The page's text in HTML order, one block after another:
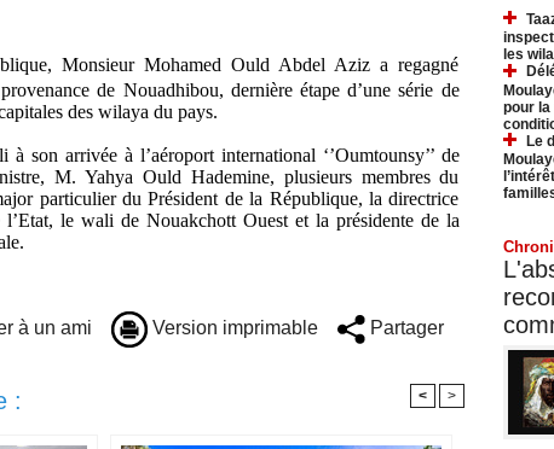
Monsieur Mohamed Ould Abdel Aziz a regagné
de Nouadhibou, dernière étape d’une série de
des wilaya du pays.
son arrivée à l’aéroport international ‘’Oumtounsy’’ de
M. Yahya Ould Hademine, plusieurs membres du
particulier du Président de la République, la directrice
le wali de Nouakchott Ouest et la présidente de la
à un ami Version imprimable Partager
: < >
les
pour la
Le